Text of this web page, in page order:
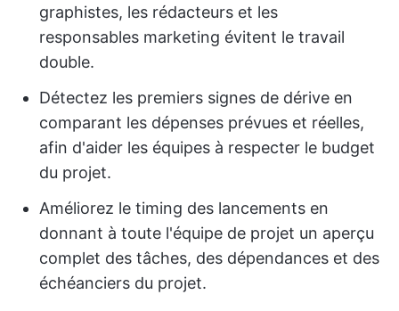
graphistes, les rédacteurs et les
responsables marketing évitent le travail
double.
Détectez les premiers signes de dérive en
comparant les dépenses prévues et réelles,
afin d'aider les équipes à respecter le budget
du projet.
Améliorez le timing des lancements en
donnant à toute l'équipe de projet un aperçu
complet des tâches, des dépendances et des
échéanciers du projet.